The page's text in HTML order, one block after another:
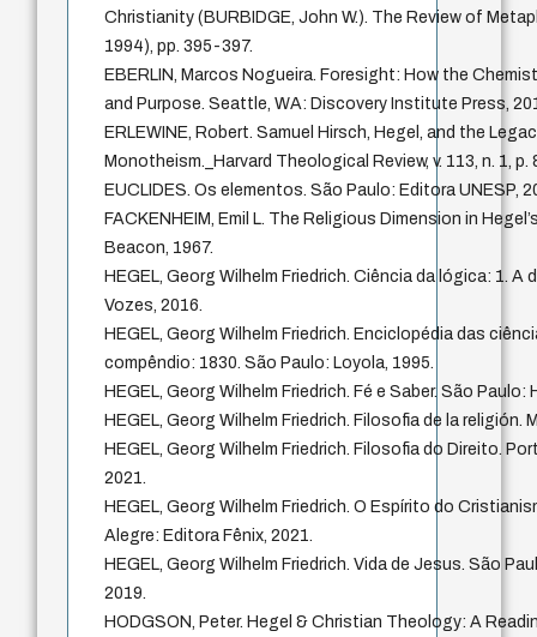
Christianity (BURBIDGE, John W.). The Review of
1994), pp. 395-397.
EBERLIN, Marcos Nogueira. Foresight: How the
and Purpose. Seattle, WA: Discovery Institute Press,
ERLEWINE, Robert. Samuel Hirsch, Hegel, and the
Monotheism._Harvard Theological Review, v. 113, n. 1,
EUCLIDES. Os elementos. São Paulo: Editora UNESP,
FACKENHEIM, Emil L. The Religious Dimension in
Beacon, 1967.
HEGEL, Georg Wilhelm Friedrich. Ciência da lógica: 1.
Vozes, 2016.
HEGEL, Georg Wilhelm Friedrich. Enciclopédia das
compêndio: 1830. São Paulo: Loyola, 1995.
HEGEL, Georg Wilhelm Friedrich. Fé e Saber. São Paulo:
HEGEL, Georg Wilhelm Friedrich. Filosofia de la religión.
HEGEL, Georg Wilhelm Friedrich. Filosofia do Direito.
2021.
HEGEL, Georg Wilhelm Friedrich. O Espírito do
Alegre: Editora Fênix, 2021.
HEGEL, Georg Wilhelm Friedrich. Vida de Jesus. São
2019.
HODGSON, Peter. Hegel & Christian Theology: A